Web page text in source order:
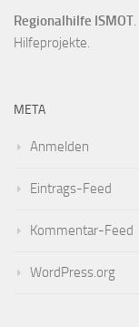
Regionalhilfe ISMOT
Hilfeprojekte.
META
Anmelden
Eintrags-Feed
Kommentar-Feed
WordPress.org